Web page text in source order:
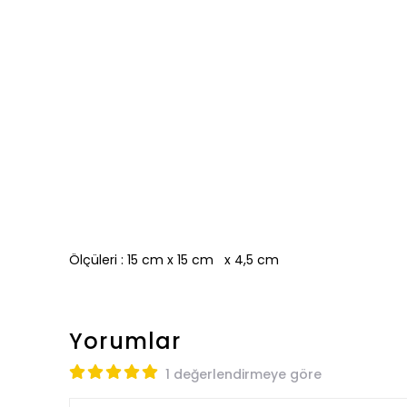
Ölçüleri : 15 cm x 15 cm x 4,5 cm
Yorumlar
1 değerlendirmeye göre